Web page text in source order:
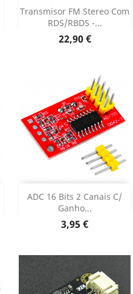
Transmisor FM Stereo Com
RDS/RBDS -...
Preço
22,90 €
Adicionar 
Dados do produto
ADC 16 Bits 2 Canais C/
Ganho...
Preço
3,95 €
Adicionar 
Dados do produto